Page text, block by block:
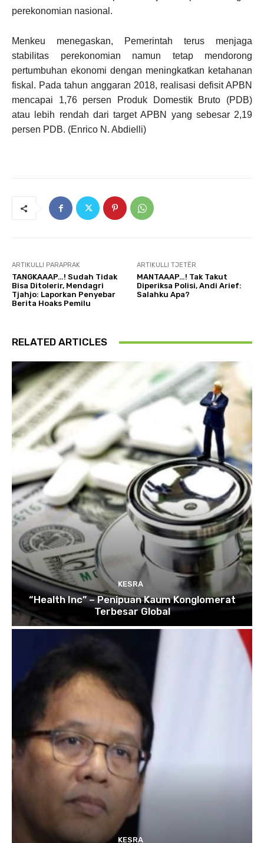
perekonomian nasional.
Menkeu menegaskan, Pemerintah terus menjaga
stabilitas perekonomian namun tetap mendorong
pertumbuhan ekonomi dengan meningkatkan ketahanan
fiskal. Pada tahun anggaran 2018, realisasi defisit APBN
mencapai 1,76 persen Produk Domestik Bruto (PDB)
atau lebih rendah dari target APBN yang sebesar 2,19
persen PDB. (Enrico N. Abdielli)
ARTIKULLI PARAPRAK
TANGKAAAP…! Sudah Tidak
Bisa Ditolerir, Mendagri
Tjahjo: Laporkan Penyebar
Berita Hoaks Pemilu
ARTIKULLI TJETËR
MANTAAAP…! Tak Takut
Diperiksa Polisi, Andi Arief:
Salahku Apa?
RELATED ARTICLES
KESRA
“Health Inc” – Penipuan Kaum Konglomerat
Terbesar Global
KESRA